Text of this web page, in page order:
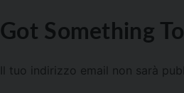
Got Something
Il tuo indirizzo email non sarà